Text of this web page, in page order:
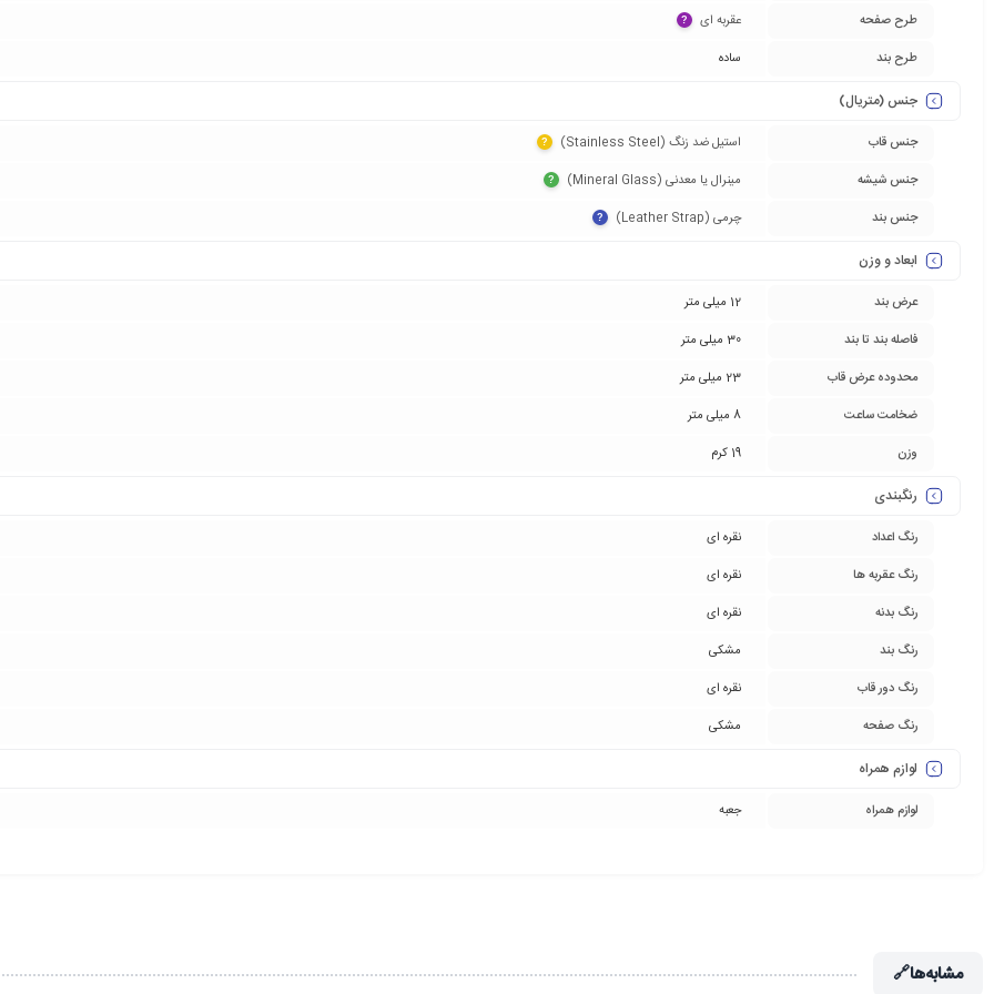
طرح صفحه عقربه ای‏ ?
طرح بند ساده
جنس (متریال)
جنس قاب استیل ضد زنگ (Stainless Steel)‏ ?
جنس شیشه مینرال یا معدنی (Mineral Glass)‏ ?
جنس بند چرمی (Leather Strap)‏ ?
ابعاد و وزن
عرض بند
12 میلی متر
فاصله بند تا بند
30 میلی متر
محدوده عرض قاب
23 میلی متر
ضخامت ساعت
8 میلی متر
وزن
19 کرم
رنگبندی
رنگ اعداد
نقره ای
رنگ عقربه ها
نقره ای
رنگ بدنه
نقره ای
رنگ بند
مشکی
رنگ دور قاب
نقره ای
رنگ صفحه
مشکی
لوازم همراه
لوازم همراه جعبه
مشابه‌ها🔗